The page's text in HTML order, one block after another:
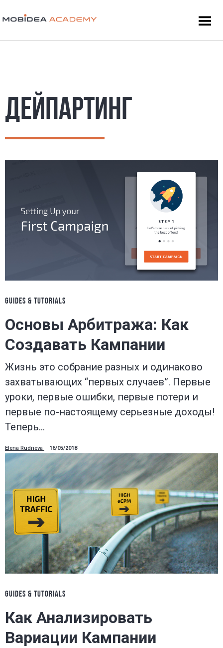
ДЕЙПАРТИНГ
GUIDES & TUTORIALS
Основы Арбитража: Как
Создавать Кампании
Жизнь это собрание разных и одинаково
захватывающих “первых случаев”. Первые
уроки, первые ошибки, первые потери и
первые по-настоящему серьезные доходы!
Теперь…
Elena Rudneva 16/05/2018
GUIDES & TUTORIALS
Как Анализировать
Вариации Кампании